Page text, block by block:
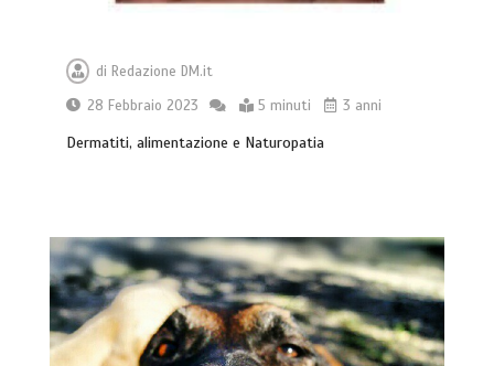
diRedazione DM.it
28 Febbraio 2023
5 minuti 3 anni
Dermatiti, alimentazione e Naturopatia